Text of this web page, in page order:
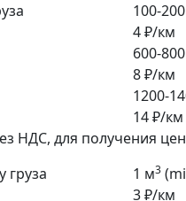
100-
4 ₽/км
600-
8 ₽/км
1200-
14 ₽/км
НДС, для получения
груза
1 м3
3 ₽/км